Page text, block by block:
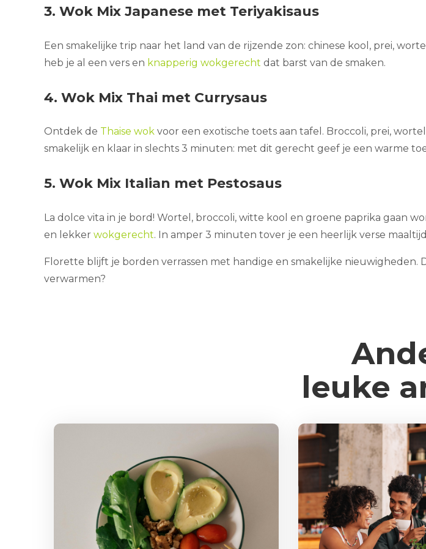
3. Wok Mix Japanese met Teriyakisaus
Een smakelijke trip naar het land van de rijzende zon: chinese kool, prei,
heb je al een vers en knapperig wokgerecht dat barst van de smaken.
4. Wok Mix Thai met Currysaus
Ontdek de Thaise wok voor een exotische toets aan tafel. Broccoli, prei,
smakelijk en klaar in slechts 3 minuten: met dit gerecht geef je een warme
5. Wok Mix Italian met Pestosaus
La dolce vita in je bord! Wortel, broccoli, witte kool en groene paprika gaan
en lekker wokgerecht. In amper 3 minuten tover je een heerlijk verse
Florette blijft je borden verrassen met handige en smakelijke
verwarmen?
leuke